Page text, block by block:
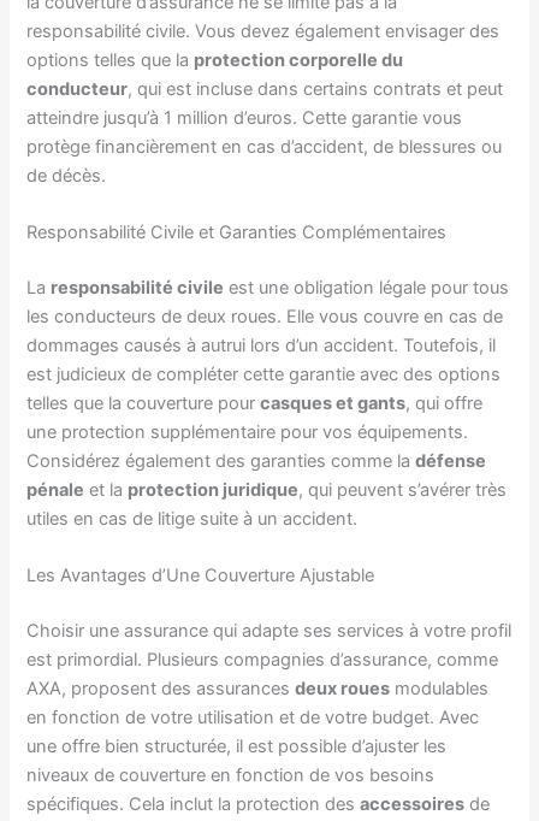
responsabilité civile. Vous devez également envisager des
options telles que la protection corporelle du
conducteur, qui est incluse dans certains contrats et peut
atteindre jusqu’à 1 million d’euros. Cette garantie vous
protège financièrement en cas d’accident, de blessures ou
de décès.
Responsabilité Civile et Garanties Complémentaires
La responsabilité civile est une obligation légale pour tous
les conducteurs de deux roues. Elle vous couvre en cas de
dommages causés à autrui lors d’un accident. Toutefois, il
est judicieux de compléter cette garantie avec des options
telles que la couverture pourcasques et gants, qui offre
une protection supplémentaire pour vos équipements.
Considérez également des garanties comme ladéfense
pénale et la protection juridique, qui peuvent s’avérer très
utiles en cas de litige suite à un accident.
Les Avantages d’Une Couverture Ajustable
Choisir une assurance qui adapte ses services à votre profil
est primordial. Plusieurs compagnies d’assurance, comme
AXA, proposent des assurancesdeux roues modulables
en fonction de votre utilisation et de votre budget. Avec
une offre bien structurée, il est possible d’ajuster les
niveaux de couverture en fonction de vos besoins
spécifiques. Cela inclut la protection desaccessoires de